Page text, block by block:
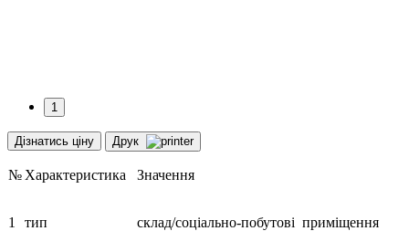
1
Дізнатись ціну Друк
№Характеристика Значення
1 тип склад/соціально-побутові приміщення